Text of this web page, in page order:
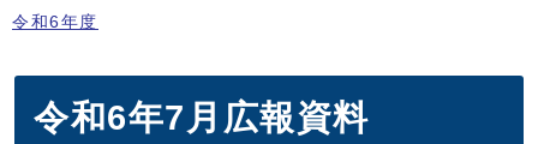
令和6年度
令和6年7月広報資料